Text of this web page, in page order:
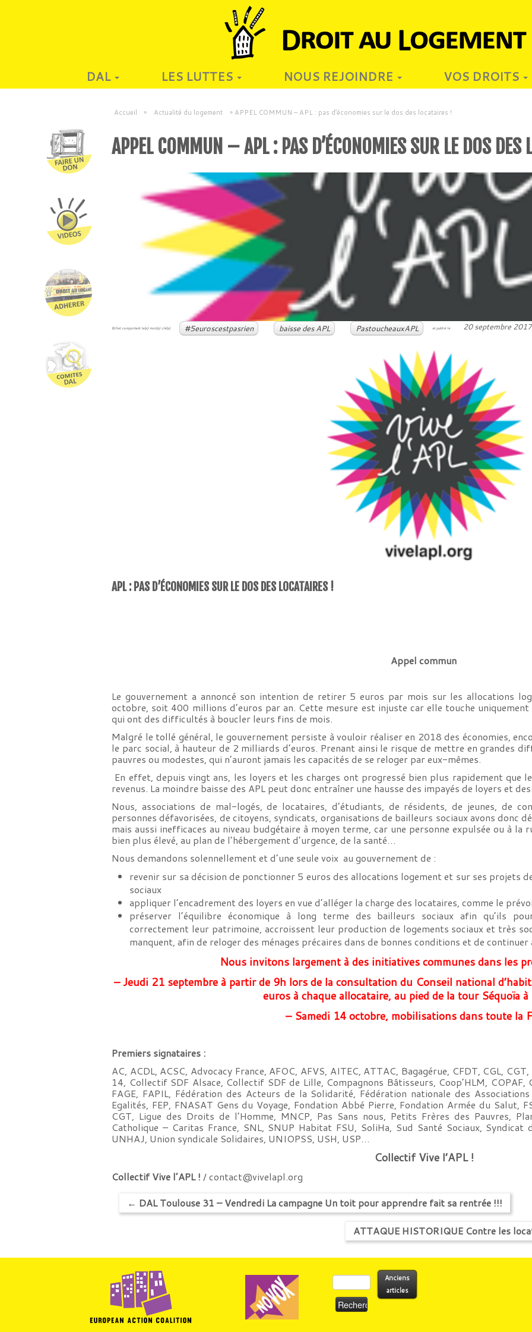
DAL LES LUTTES NOUS REJOINDRE VOS DROITS
Accueil » Actualité du logement » APPEL COMMUN – APL : pas d’économies sur le dos des locataires !
APPEL COMMUN – APL : PAS D’ÉCONOMIES SUR LE DOS DES
Billet comportant le(s) mot(s) clé(s) #5euroscestpasrien baisse des APL PastoucheauxAPL et publié le 20 septembre 2017
APL : PAS D’ÉCONOMIES SUR LE DOS DES LOCATAIRES !
Appel commun
Le gouvernement a annoncé son intention de retirer 5 euros par mois sur les allocations
octobre, soit 400 millions d’euros par an. Cette mesure est injuste car elle touche
qui ont des difficultés à boucler leurs fins de mois.
Malgré le tollé général, le gouvernement persiste à vouloir réaliser en 2018 des économies,
le parc social, à hauteur de 2 milliards d’euros. Prenant ainsi le risque de mettre en grandes
pauvres ou modestes, qui n’auront jamais les capacités de se reloger par eux-mêmes.
En effet, depuis vingt ans, les loyers et les charges ont progressé bien plus rapidement que
revenus. La moindre baisse des APL peut donc entraîner une hausse des impayés de loyers et
Nous, associations de mal-logés, de locataires, d’étudiants, de résidents, de jeunes, de
personnes défavorisées, de citoyens, syndicats, organisations de bailleurs sociaux avons donc
mais aussi inefficaces au niveau budgétaire à moyen terme, car une personne expulsée ou à
bien plus élevé, au plan de l’hébergement d’urgence, de la santé…
Nous demandons solennellement et d’une seule voix au gouvernement de :
revenir sur sa décision de ponctionner 5 euros des allocations logement et sur ses projets
sociaux
appliquer l’encadrement des loyers en vue d’alléger la charge des locataires, comme le
préserver l’équilibre économique à long terme des bailleurs sociaux afin qu’ils
correctement leur patrimoine, accroissent leur production de logements sociaux et très
manquent, afin de reloger des ménages précaires dans de bonnes conditions et de continuer
Nous invitons largement à des initiatives communes dans les
– Jeudi 21 septembre à partir de 9h lors de la consultation du Conseil national
euros à chaque allocataire, au pied de la tour Séquoïa
– Samedi 14 octobre, mobilisations dans toute la
Premiers signataires :
AC, ACDL, ACSC, Advocacy France, AFOC, AFVS, AITEC, ATTAC, Bagagérue, CFDT, CGL,
14, Collectif SDF Alsace, Collectif SDF de Lille, Compagnons Bâtisseurs, Coop’HLM, COPAF,
FAGE, FAPIL, Fédération des Acteurs de la Solidarité, Fédération nationale des
Egalités, FEP, FNASAT Gens du Voyage, Fondation Abbé Pierre, Fondation Armée du Salut,
CGT, Ligue des Droits de l’Homme, MNCP, Pas Sans nous, Petits Frères des Pauvres,
Catholique – Caritas France, SNL, SNUP Habitat FSU, SoliHa, Sud Santé Sociaux,
UNHAJ, Union syndicale Solidaires, UNIOPSS, USH, USP…
Collectif Vive l’APL !
Collectif Vive l’APL !/contact@vivelapl.org
← DAL Toulouse 31 – Vendredi La campagne Un toit pour apprendre fait sa rentrée !!!
ATTAQUE HISTORIQUE Contre les
Rechercher :
Anciens
articles